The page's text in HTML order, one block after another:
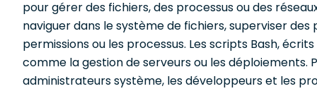
pour gérer des fichiers, des processus ou des
naviguer dans le système de fichiers, superviser
permissions ou les processus. Les scripts Bash,
comme la gestion de serveurs ou les déploiements.
administrateurs système, les développeurs et les